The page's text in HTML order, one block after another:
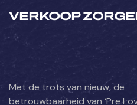
VERKOOP
Met de trots van nieuw, de
betrouwbaarheid van ‘Pre